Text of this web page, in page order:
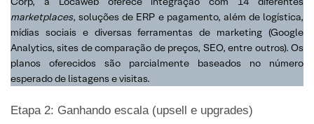
marketplaces, soluções de ERP e pagamento, além de logística,
mídias sociais e diversas ferramentas de marketing (Google
Analytics, sites de comparação de preços, SEO, entre outros). Os
planos oferecidos são parcialmente baseados no número
esperado de listagens e visitas.
Etapa 2: Ganhando escala (upsell e upgrades)